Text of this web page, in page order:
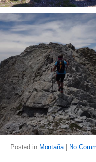
Posted in Montaña No